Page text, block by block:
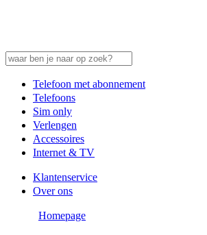
Telefoon met abonnement
Telefoons
Sim only
Verlengen
Accessoires
Internet & TV
Klantenservice
Over ons
Homepage